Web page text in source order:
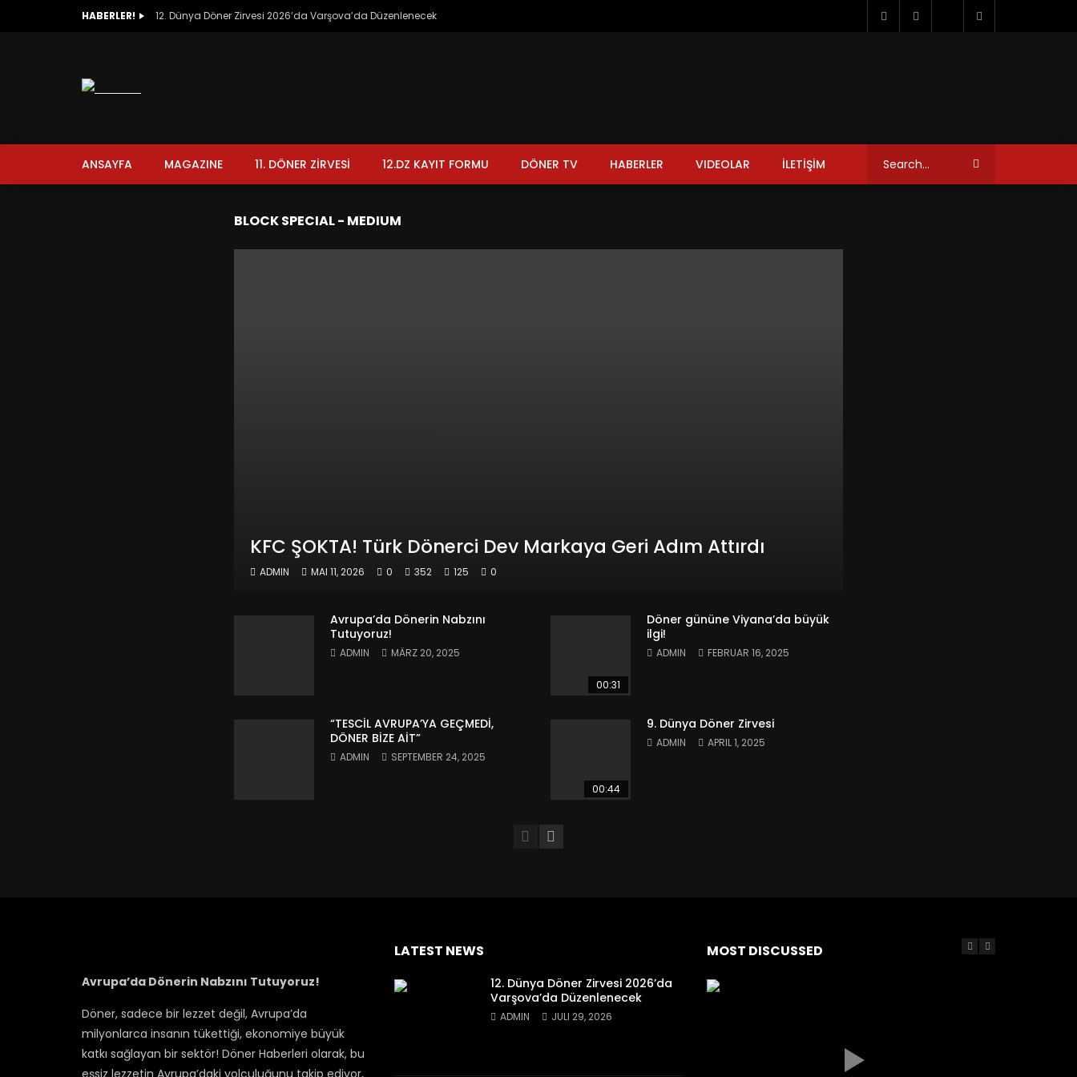
HABERLER! 12. Dünya Döner Zirvesi 2026’da Varşova’da Düzenlenecek
ANSAYFA MAGAZINE 11. DÖNER ZİRVESİ 12.DZ KAYIT FORMU DÖNER TV HABERLER VIDEOLAR İLETİŞİM
BLOCK SPECIAL - MEDIUM
KFC ŞOKTA! Türk Dönerci Dev Markaya Geri Adım Attırdı
ADMIN MAI 11, 2026 0 352 125 0
Avrupa’da Dönerin Nabzını
Tutuyoruz!
ADMIN MÄRZ 20, 2025
00:31
Döner gününe Viyana’da büyük
ilgi!
ADMIN FEBRUAR 16, 2025
“TESCİL AVRUPA’YA GEÇMEDİ,
DÖNER BİZE AİT”
ADMIN SEPTEMBER 24, 2025
00:44
9. Dünya Döner Zirvesi
ADMIN APRIL 1, 2025
Avrupa’da Dönerin Nabzını Tutuyoruz!
Döner, sadece bir lezzet değil, Avrupa’da
milyonlarca insanın tükettiği, ekonomiye büyük
katkı sağlayan bir sektör! Döner Haberleri olarak, bu
eşsiz lezzetin Avrupa’daki yolculuğunu takip ediyor,
LATEST NEWS
12. Dünya Döner Zirvesi 2026’da
Varşova’da Düzenlenecek
ADMIN JULI 29, 2026
MOST DISCUSSED